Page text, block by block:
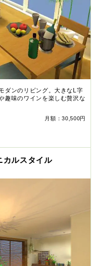
ダンのリビング。大きなL字
趣味のワインを楽しむ贅沢な
月額：30,500円
カルスタイル